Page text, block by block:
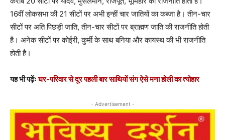
16वीं लोकसभा की 21 सीटों पर अभी इन्हीं चार जातियों का कब्जा है। तीन-चार
सीटों पर अति पिछड़ी जाति, तीन-चार सीटों पर ब्राह्मण जाति की राजनीति होती
है। अनेक सीटों पर कोईरी, कुर्मी के साथ बनिया और कायस्थ की भी राजनीति
होती है।
यह भी पढ़ेंःघर-परिवार से दूर पहली बार साथियों संग ऐसे मना होली का त्योहार
- Advertisement -